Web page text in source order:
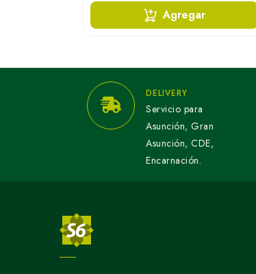
Agregar
DELIVERY
Servicio para
Asunción, Gran
Asunción, CDE,
Encarnación.